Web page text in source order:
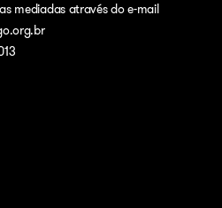
mediadas através do e-mail